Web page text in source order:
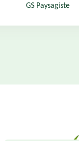
GS Paysagiste